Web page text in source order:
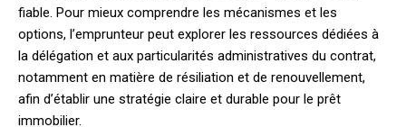
fiable. Pour mieux comprendre les mécanismes et les
options, l’emprunteur peut explorer les ressources dédiées à
la délégation et aux particularités administratives du contrat,
notamment en matière de résiliation et de renouvellement,
afin d’établir une stratégie claire et durable pour le prêt
immobilier.